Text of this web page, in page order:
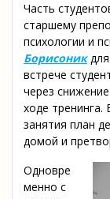
Часть
старшему
психологии и
Борисоник
встрече
через
ходе тренинга.
занятия план
домой и
Одновре
менно с